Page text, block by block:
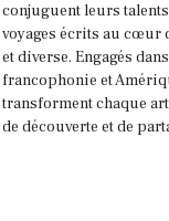
conjuguent leurs
voyages écrits au cœur
et diverse. Engagés
francophonie et
transforment chaque
de découverte et de